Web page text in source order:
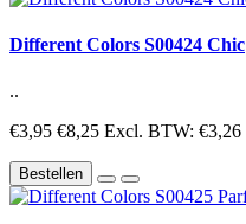
Different Colors S00424 Chic
..
€3,95 €8,25 Excl. BTW: €3,26
Bestellen